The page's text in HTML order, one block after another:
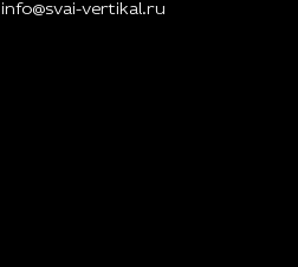
info@svai-vertikal.ru